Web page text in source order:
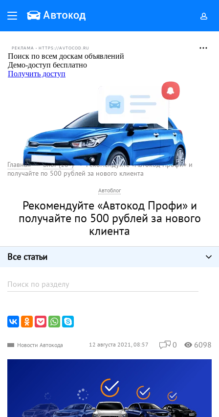
РЕКЛАМА • HTTPS://AVTOCOD.RU
Главная Блог (18+)
Рекомендуйте «Автокод Профи» и
получайте по 500 рублей за нового клиента
Автоблог
Рекомендуйте «Автокод Профи» и
получайте по 500 рублей за нового
клиента
Все статьи
Новости Автокода 12 августа 2021, 08:57 0 6098